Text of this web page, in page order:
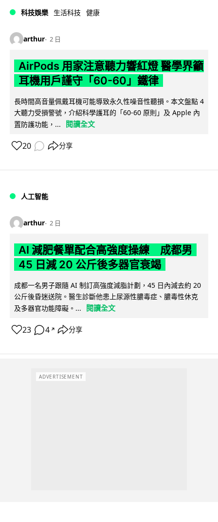
科技娛樂 生活科技 健康
arthur 2 日
AirPods 用家注意聽力響紅燈 醫學界籲
耳機用戶謹守「60-60」鐵律
長時間高音量佩戴耳機可能導致永久性噪音性聽損。本文盤點 4
大聽力受損警號，介紹科學護耳的「60-60 原則」及 Apple 內
置防護功能，...
閱讀全文
20 分享
人工智能
arthur 2 日
AI 減肥餐單配合高強度操練 成都男
45 日減 20 公斤後多器官衰竭
成都一名男子跟隨 AI 制訂高強度減脂計劃，45 日內減去約 20
公斤後昏迷送院。醫生診斷他患上尿源性膿毒症、膿毒性休克
及多器官功能障礙。...
閱讀全文
23 4 ↗ 分享
ADVERTISEMENT